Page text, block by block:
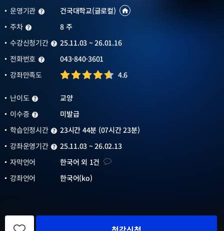
운영기관 운영기관건국대학교(글로컬)
운영기관
바로가기
주차 주차
8 주
수강신청기간 수강신청기간
25.11.03 ~ 26.01.16
전화번호 전화번호043-840-3601
강좌만족도
4.6
난이도 난이도
교양
이수증 이수증
미발급
학습인정시간 학습인정시간
23시간 44분 (07시간 23분)
강좌운영기간 강좌운영기간
25.11.03 ~ 26.02.13
자막언어
한국어 외 1건 자막언어
강좌언어
한국어(ko)
관